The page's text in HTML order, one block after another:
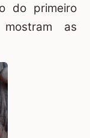
do primeiro
as